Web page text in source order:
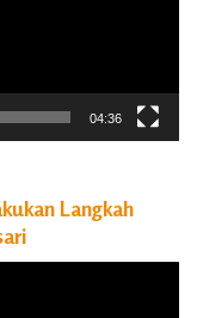
04:36
Langkah